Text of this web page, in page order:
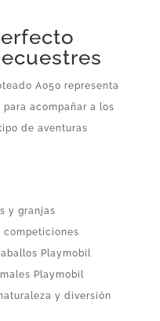
A050 representa
acompañar a los
de aventuras
y granjas
competiciones
Playmobil
Playmobil
y diversión